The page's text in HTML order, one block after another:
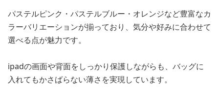
パステルピンク・パステルブルー・オレンジなど豊富なカ
ラーバリエーションが揃っており、気分や好みに合わせて
選べる点が魅力です。
ipadの画面や背面をしっかり保護しながらも、バッグに
入れてもかさばらない薄さを実現しています。